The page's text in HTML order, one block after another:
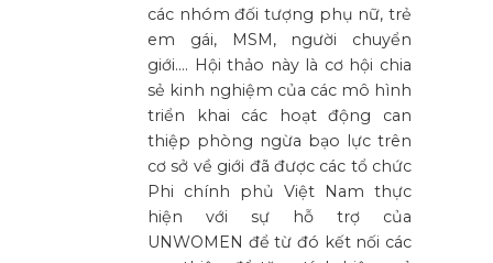
các nhóm đối tượng phụ nữ, trẻ
em gái, MSM, người chuyển
giới…. Hội thảo này là cơ hội chia
sẻ kinh nghiệm của các mô hình
triển khai các hoạt động can
thiệp phòng ngừa bạo lực trên
cơ sở về giới đã được các tổ chức
Phi chính phủ Việt Nam thực
hiện với sự hỗ trợ của
UNWOMEN để từ đó kết nối các